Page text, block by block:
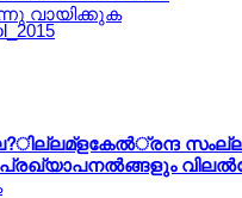
വായിക്കുക